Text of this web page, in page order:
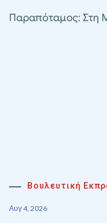
Παραπόταμος: Στη
Βουλευτική
Αυγ 4, 2026